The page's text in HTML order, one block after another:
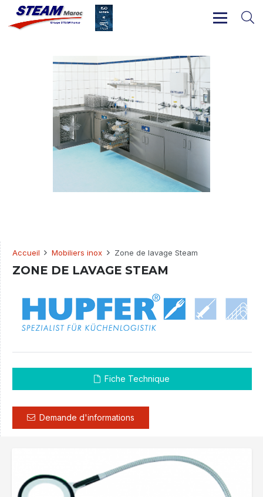
Accueil Mobiliers inox Zone de lavage Steam
ZONE DE LAVAGE STEAM
Fiche Technique
Demande d'informations